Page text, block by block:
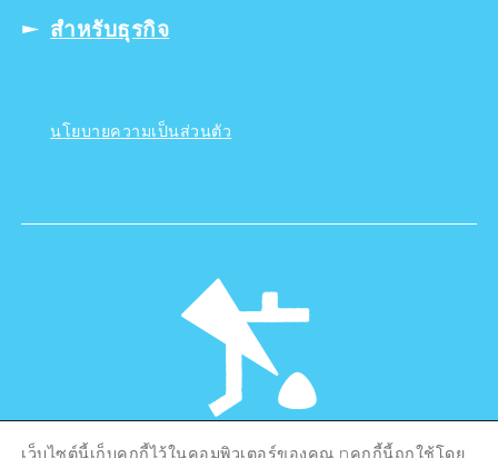
สำหรับธุรกิจ
นโยบายความเป็นส่วนตัว
เว็บไซต์นี้เก็บคุกกี้ไว้ในคอมพิวเตอร์ของคุณ nคุกกี้นี้ถูกใช้โดย